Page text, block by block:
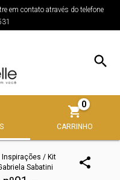
em contato através do telefone
CARRINHO
0
Inspirações / Kit
Sabatini